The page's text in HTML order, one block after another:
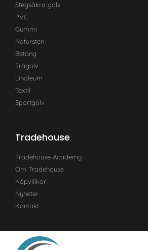
Stegsäkra golv
PVC
Gummi
Natursten
Betong
Trägolv
Linoleum
Textil
Sportgolv
Tradehouse
Tradehouse Academy
Om Tradehouse
Köpvillkor
Nyheter
Kontakt